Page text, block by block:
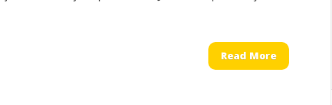
Read More